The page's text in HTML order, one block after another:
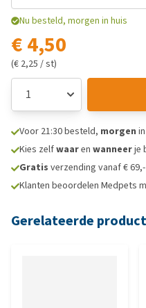
Nu besteld, morgen in huis
€ 4,50
(€ 2,25 / st)
Voor 21:30 besteld, morgen
Kies zelfwaaren wanneerje
Gratis verzending vanaf € 69,-
Klanten beoordelen Medpets
Gerelateerde